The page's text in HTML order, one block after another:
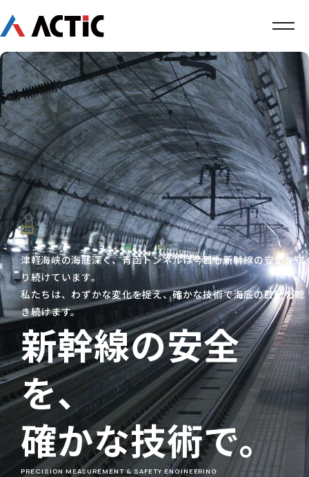
津軽海峡の海底深く、青函トンネルは今日も新幹線の安全を守
り続けています。
私たちは、わずかな変化を捉え、確かな技術で海底の鼓動を聴
き続けます。
新幹線の安全
を、
確かな技術で。
PRECISION MEASUREMENT & SAFETY ENGINEERING